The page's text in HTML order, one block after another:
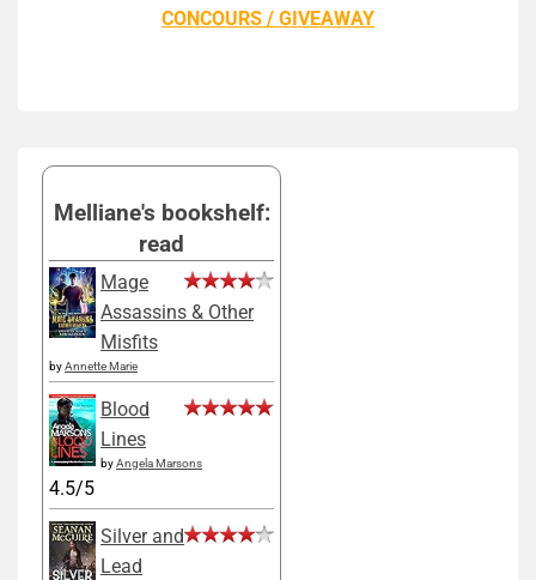
CONCOURS / GIVEAWAY
Melliane's bookshelf:
read
Mage
Assassins & Other
Misfits
byAnnette Marie
Blood
Lines
byAngela Marsons
4.5/5
Silver and
Lead